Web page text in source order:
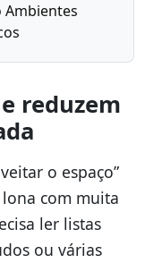
Ambientes
reduzem
o espaço”
com muita
ler listas
ou várias